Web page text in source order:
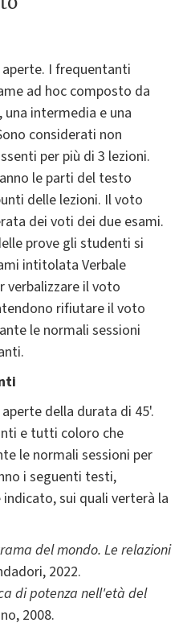
I frequentanti
ad hoc composto da
una intermedia e una
considerati non
per più di 3 lezioni.
le parti del testo
delle lezioni. Il voto
dei voti dei due esami.
prove gli studenti si
intitolata Verbale
verbalizzare il voto
rifiutare il voto
le normali sessioni
della durata di 45'.
e tutti coloro che
le normali sessioni per
i seguenti testi,
sui quali verterà la
del mondo. Le relazioni
2022.
di potenza nell'età del
2008.